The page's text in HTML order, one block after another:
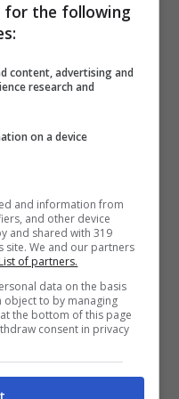
di base.
ipiù sportivi
mettere
cercando di
o giù di lì, chi
collinare ed i
piste forestali
tempo e
una o più
siete allenati a
di
for the following
content, advertising and
research and
on a device
and information from
and other device
and shared with 319
site. We and our partners
List of partners.
data on the basis
object to by managing
the bottom of this page
consent in privacy